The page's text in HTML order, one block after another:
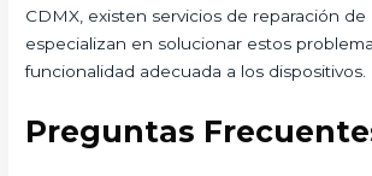
CDMX, existen servicios de reparación
especializan en solucionar estos
funcionalidad adecuada a los dispositivos.
Preguntas